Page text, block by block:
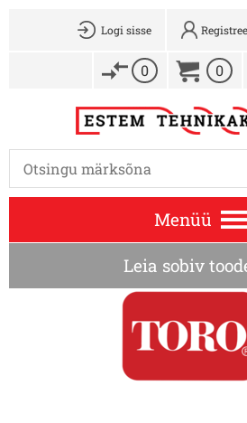
Logi sisse
0 0
Menüü
Leia sobiv